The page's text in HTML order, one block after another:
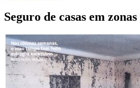
Seguro de casas em